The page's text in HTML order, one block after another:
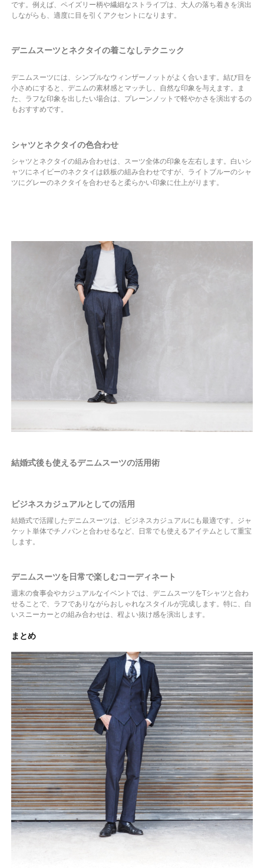
です。例えば、ペイズリー柄や繊細なストライプは、大人の落ち着きを演出
しながらも、適度に目を引くアクセントになります。
デニムスーツとネクタイの着こなしテクニック
デニムスーツには、シンプルなウィンザーノットがよく合います。結び目を
小さめにすると、デニムの素材感とマッチし、自然な印象を与えます。ま
た、ラフな印象を出したい場合は、プレーンノットで軽やかさを演出するの
もおすすめです。
シャツとネクタイの色合わせ
シャツとネクタイの組み合わせは、スーツ全体の印象を左右します。白いシ
ャツにネイビーのネクタイは鉄板の組み合わせですが、ライトブルーのシャ
ツにグレーのネクタイを合わせると柔らかい印象に仕上がります。
結婚式後も使えるデニムスーツの活用術
ビジネスカジュアルとしての活用
結婚式で活躍したデニムスーツは、ビジネスカジュアルにも最適です。ジャ
ケット単体でチノパンと合わせるなど、日常でも使えるアイテムとして重宝
します。
デニムスーツを日常で楽しむコーディネート
週末の食事会やカジュアルなイベントでは、デニムスーツをTシャツと合わ
せることで、ラフでありながらおしゃれなスタイルが完成します。特に、白
いスニーカーとの組み合わせは、程よい抜け感を演出します。
まとめ